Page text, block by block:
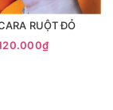
RUỘT ĐỎ